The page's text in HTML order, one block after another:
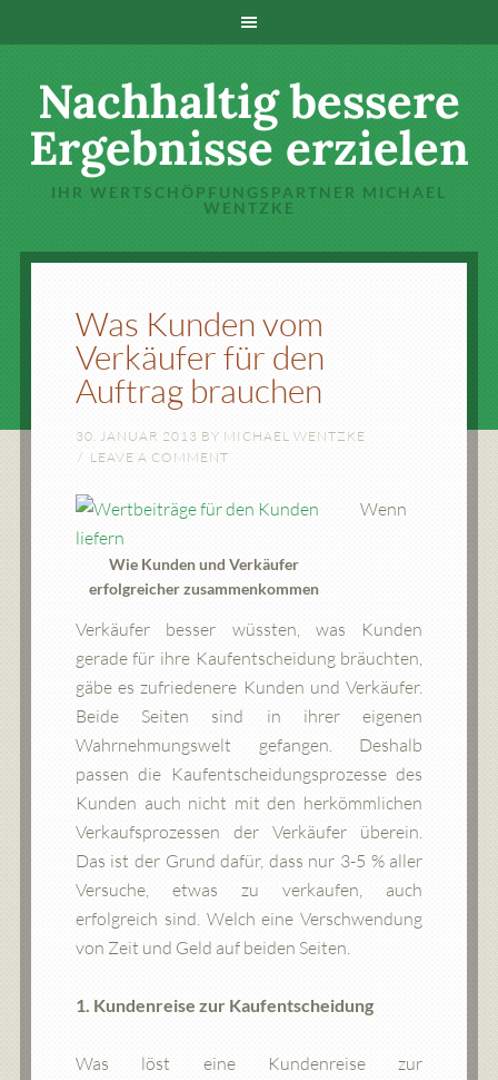
Nachhaltig bessere
Ergebnisse erzielen
IHR WERTSCHÖPFUNGSPARTNER MICHAEL
WENTZKE
Was Kunden vom
Verkäufer für den
Auftrag brauchen
30. JANUAR 2013 BY MICHAEL WENTZKE
LEAVE A COMMENT
Wie Kunden und Verkäufer
erfolgreicher zusammenkommen
Wenn
Verkäufer besser wüssten, was Kunden
gerade für ihre Kaufentscheidung bräuchten,
gäbe es zufriedenere Kunden und Verkäufer.
Beide Seiten sind in ihrer eigenen
Wahrnehmungswelt gefangen. Deshalb
passen die Kaufentscheidungsprozesse des
Kunden auch nicht mit den herkömmlichen
Verkaufsprozessen der Verkäufer überein.
Das ist der Grund dafür, dass nur 3-5 % aller
Versuche, etwas zu verkaufen, auch
erfolgreich sind. Welch eine Verschwendung
von Zeit und Geld auf beiden Seiten.
1. Kundenreise zur Kaufentscheidung
Was löst eine Kundenreise zur